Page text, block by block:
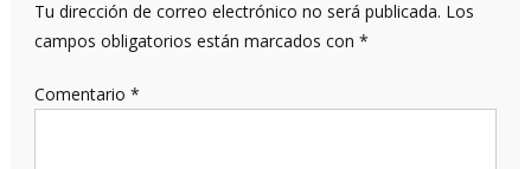
Tu dirección de correo electrónico no será publicada. Los
campos obligatorios están marcados con *
Comentario *